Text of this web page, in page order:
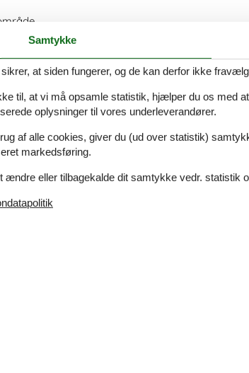
på indflytningsdagen.
Ikke tilladt
Samtykke
at siden fungerer, og de kan derfor ikke
til, at vi må opsamle statistik, hjælper du os med
oplysninger til vores underleverandører.
af alle cookies, giver du (ud over statistik)
markedsføring.
ændre eller tilbagekalde dit samtykke vedr. statistik